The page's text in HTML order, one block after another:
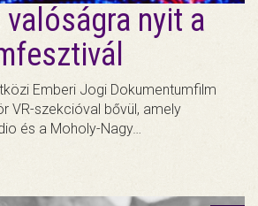
nyit a
Emberi Jogi Dokumentumfilm
VR-szekcióval bővül, amely
és a Moholy-Nagy…